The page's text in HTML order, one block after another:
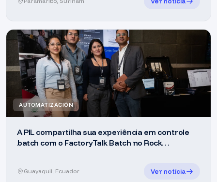
AUTOMATIZACIÓN
A PIL compartilha sua experiência em controle
batch com o FactoryTalk Batch no Rock
Guayaquil, Ecuador Ver notícia